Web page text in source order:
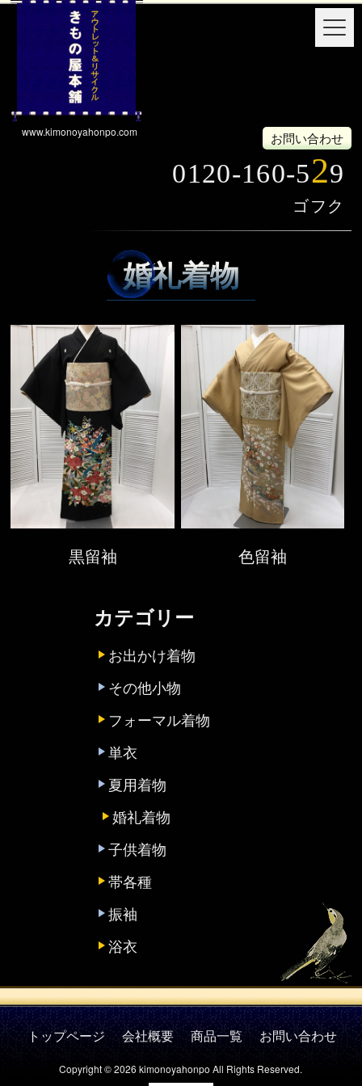
www.kimonoyahonpo.com お問い合わせ
0120-160-529
婚礼着物
黒留袖 色留袖
カテゴリー
お出かけ着物
その他小物
フォーマル着物
単衣
夏用着物
婚礼着物
子供着物
帯各種
振袖
浴衣
トップページ 会社概要 商品一覧 お問い合わせ
Copyright © 2026 kimonoyahonpo All Rights Reserved.